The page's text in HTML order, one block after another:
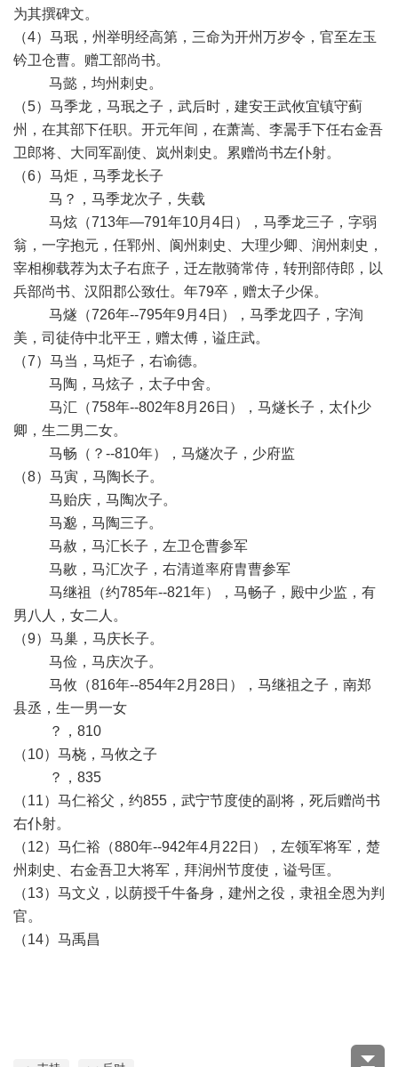
为其撰碑文。
（4）马珉，州举明经高第，三命为开州万岁令，官至左玉
钤卫仓曹。赠工部尚书。
马懿，均州刺史。
（5）马季龙，马珉之子，武后时，建安王武攸宜镇守蓟
州，在其部下任职。开元年间，在萧嵩、李暠手下任右金吾
卫郎将、大同军副使、岚州刺史。累赠尚书左仆射。
（6）马炬，马季龙长子
马？，马季龙次子，失载
马炫（713年—791年10月4日），马季龙三子，字弱
翁，一字抱元，任郓州、阆州刺史、大理少卿、润州刺史，
宰相柳载荐为太子右庶子，迁左散骑常侍，转刑部侍郎，以
兵部尚书、汉阳郡公致仕。年79卒，赠太子少保。
马燧（726年--795年9月4日），马季龙四子，字洵
美，司徒侍中北平王，赠太傅，谥庄武。
（7）马当，马炬子，右谕德。
马陶，马炫子，太子中舍。
马汇（758年--802年8月26日），马燧长子，太仆少
卿，生二男二女。
马畅（？--810年），马燧次子，少府监
（8）马寅，马陶长子。
马贻庆，马陶次子。
马邈，马陶三子。
马赦，马汇长子，左卫仓曹参军
马敭，马汇次子，右清道率府胄曹参军
马继祖（约785年--821年），马畅子，殿中少监，有
男八人，女二人。
（9）马巢，马庆长子。
马俭，马庆次子。
马攸（816年--854年2月28日），马继祖之子，南郑
县丞，生一男一女
？，810
（10）马桡，马攸之子
？，835
（11）马仁裕父，约855，武宁节度使的副将，死后赠尚书
右仆射。
（12）马仁裕（880年--942年4月22日），左领军将军，楚
州刺史、右金吾卫大将军，拜润州节度使，谥号匡。
（13）马文义，以荫授千牛备身，建州之役，隶祖全恩为判
官。
（14）马禹昌